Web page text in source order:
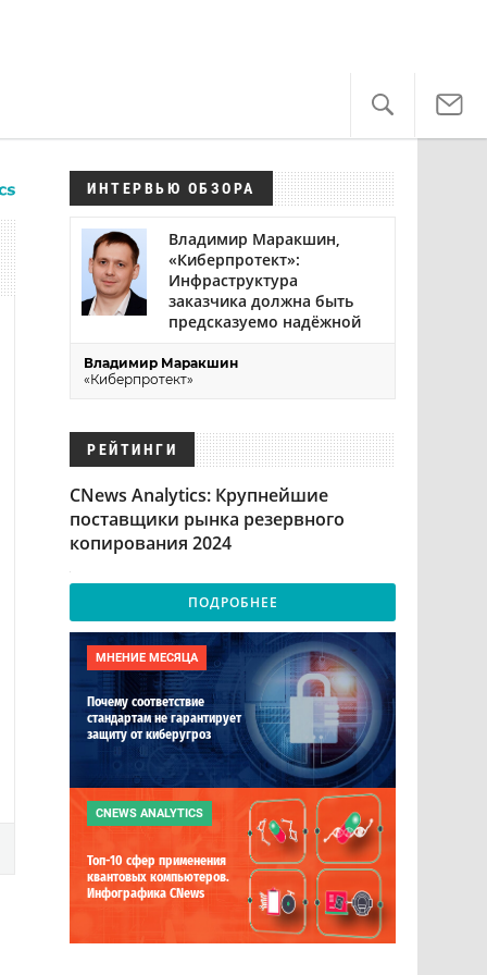
ИНТЕРВЬЮ ОБЗОРА
Владимир Маракшин,
«Киберпротект»:
Инфраструктура
заказчика должна быть
предсказуемо надёжной
Владимир Маракшин
«Киберпротект»
РЕЙТИНГИ
CNews Analytics: Крупнейшие
поставщики рынка резервного
копирования 2024
ПОДРОБНЕЕ
МНЕНИЕ МЕСЯЦА
Почему соответствие
стандартам не гарантирует
защиту от киберугроз
CNEWS ANALYTICS
Топ-10 сфер применения
квантовых компьютеров.
Инфографика CNews